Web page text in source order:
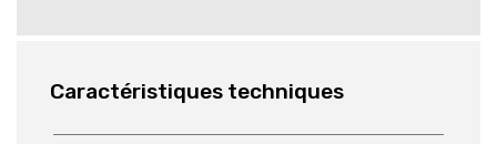
Caractéristiques techniques